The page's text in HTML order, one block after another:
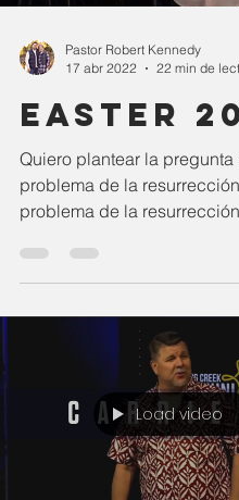
Pastor Robert Kennedy
17 abr 2022
22 min de
Easter
Quiero plantear la pregunta
problema de la
problema de la
Load video